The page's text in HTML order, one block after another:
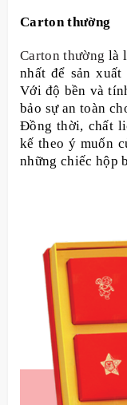
Carton thường
Carton thường là
nhất để sản
Với độ bền và
bảo sự an toàn
Đồng thời, chất
kế theo ý muốn
những chiếc hộp